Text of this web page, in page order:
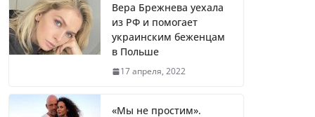
Врачи рассказали о состоянии
младенца, которого бросили
замерзать на остановке
Вера Брежнева уехала
из РФ и помогает
украинским беженцам
в Польше
17 апреля, 2022
«Мы не простим».